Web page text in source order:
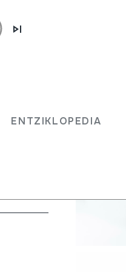
ENTZIKLOPEDIA